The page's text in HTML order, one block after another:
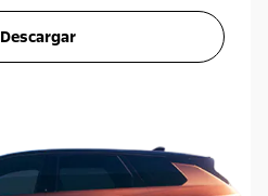
Descargar